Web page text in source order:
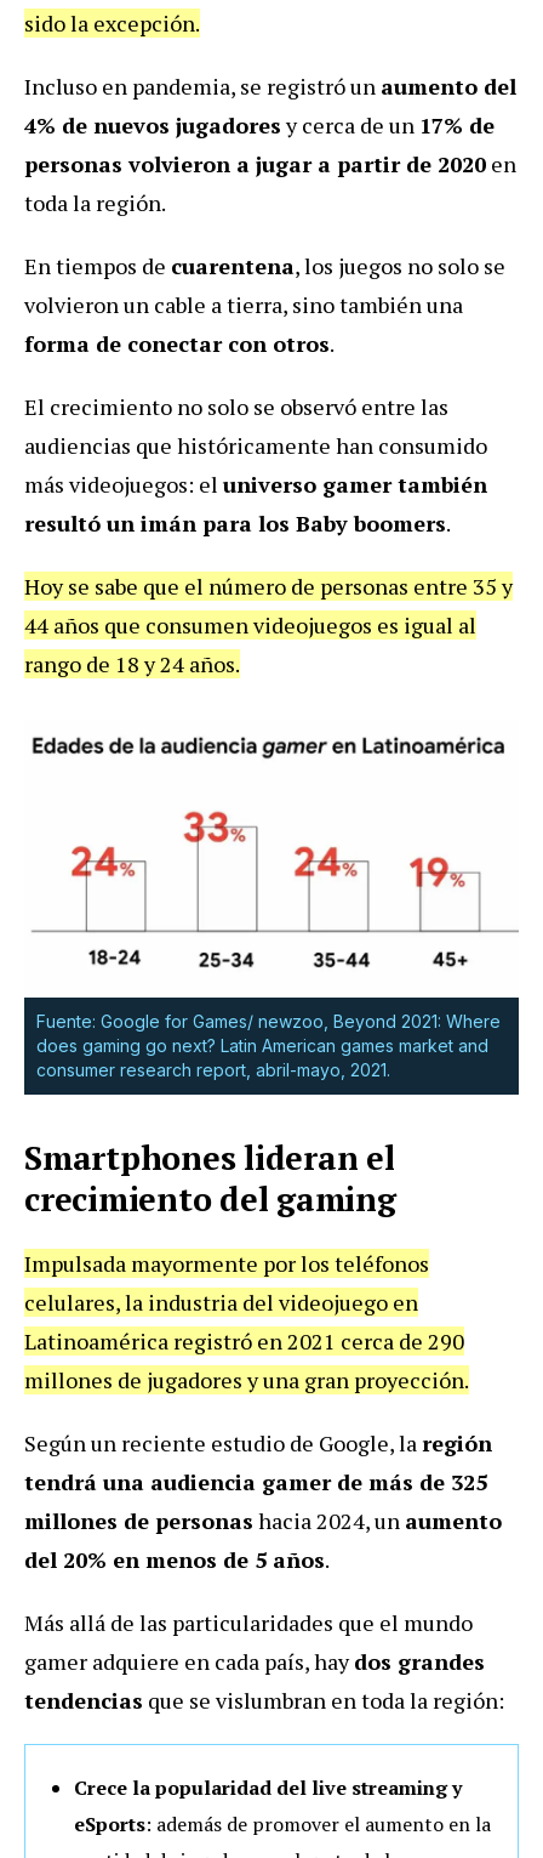
sido la excepción.
Incluso en pandemia, se registró un aumento del
4% de nuevos jugadoresy cerca de un 17% de
personas volvieron a jugar a partir de 2020 en
toda la región.
En tiempos de cuarentena, los juegos no solo se
volvieron un cable a tierra, sino también una
forma de conectar con otros.
El crecimiento no solo se observó entre las
audiencias que históricamente han consumido
más videojuegos: el universo gamer también
resultó un imán para los Baby boomers.
Hoy se sabe que el número de personas entre 35 y
44 años que consumen videojuegos es igual al
rango de 18 y 24 años.
Fuente: Google for Games/ newzoo, Beyond 2021: Where
does gaming go next? Latin American games market and
consumer research report, abril-mayo, 2021.
Smartphones lideran el
crecimiento del gaming
Impulsada mayormente por los teléfonos
celulares, la industria del videojuego en
Latinoamérica registró en 2021 cerca de 290
millones de jugadores y una gran proyección.
Según un reciente estudio de Google, laregión
tendrá una audiencia gamer de más de 325
millones de personas hacia 2024, un aumento
del 20% en menos de 5 años.
Más allá de las particularidades que el mundo
gamer adquiere en cada país, haydos grandes
tendencias que se vislumbran en toda la región:
Crece la popularidad del live streaming y
eSports: además de promover el aumento en la